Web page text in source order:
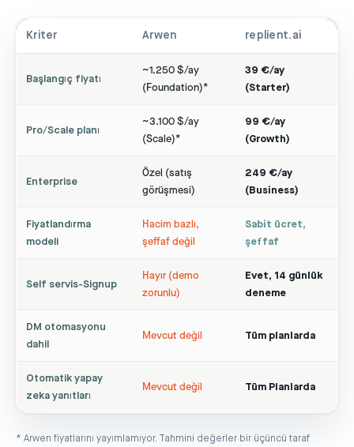
Kriter Arwen replient.ai
Başlangıç fiyatı
~1.250 $/ay
(Foundation)*
39 €/ay
(Starter)
Pro/Scale planı
~3.100 $/ay
(Scale)*
99 €/ay
(Growth)
Enterprise
Özel (satış
görüşmesi)
249 €/ay
(Business)
Fiyatlandırma
modeli
Hacim bazlı,
şeffaf değil
Sabit ücret,
şeffaf
Self servis-Signup
Hayır (demo
zorunlu)
Evet, 14 günlük
deneme
DM otomasyonu
dahil
Mevcut değil Tüm planlarda
Otomatik yapay
zeka yanıtları
Mevcut değil Tüm Planlarda
* Arwen fiyatlarını yayımlamıyor. Tahmini değerler bir üçüncü taraf